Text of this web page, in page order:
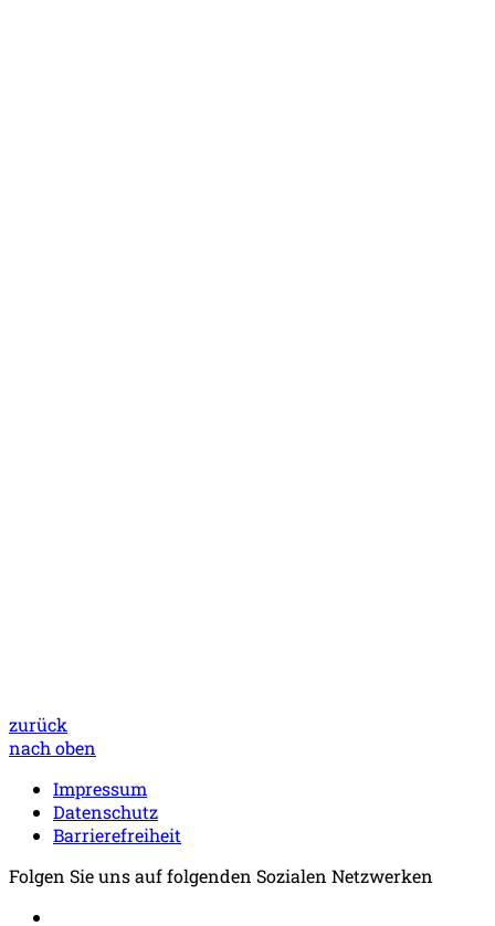
zurück
nach oben
Impressum
Datenschutz
Barrierefreiheit
Folgen Sie uns auf folgenden Sozialen Netzwerken